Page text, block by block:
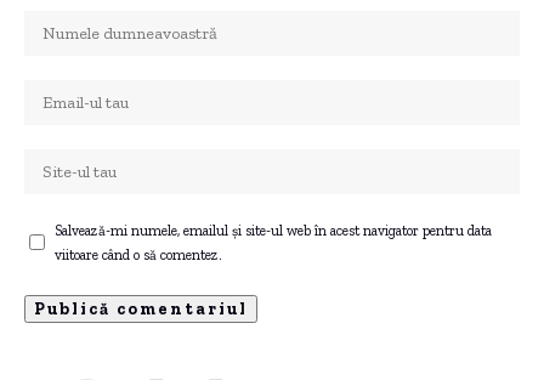
Salvează-mi numele, emailul și site-ul web în acest navigator pentru data
viitoare când o să comentez.